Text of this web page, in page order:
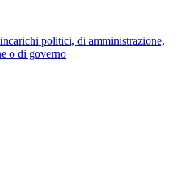
politici, di amministrazione,
o di governo